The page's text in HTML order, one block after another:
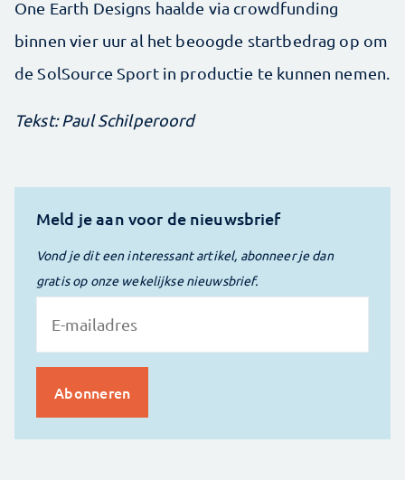
One Earth Designs haalde via crowd­funding
binnen vier uur al het beoogde startbedrag op om
de SolSource Sport in productie te kunnen nemen.
Tekst: Paul Schilperoord
Meld je aan voor de nieuwsbrief
Vond je dit een interessant artikel, abonneer je dan
gratis op onze wekelijkse nieuwsbrief.